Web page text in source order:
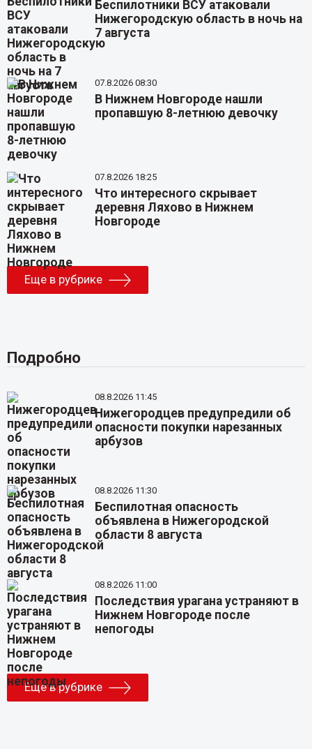
Беспилотники ВСУ атаковали
Нижегородскую область в ночь на
7 августа
07.8.2026 08:30
В Нижнем Новгороде нашли
пропавшую 8-летнюю девочку
07.8.2026 18:25
Что интересного скрывает
деревня Ляхово в Нижнем
Новгороде
Еще в рубрике
Подробно
08.8.2026 11:45
Нижегородцев предупредили об
опасности покупки нарезанных
арбузов
08.8.2026 11:30
Беспилотная опасность
объявлена в Нижегородской
области 8 августа
08.8.2026 11:00
Последствия урагана устраняют в
Нижнем Новгороде после
непогоды
Еще в рубрике